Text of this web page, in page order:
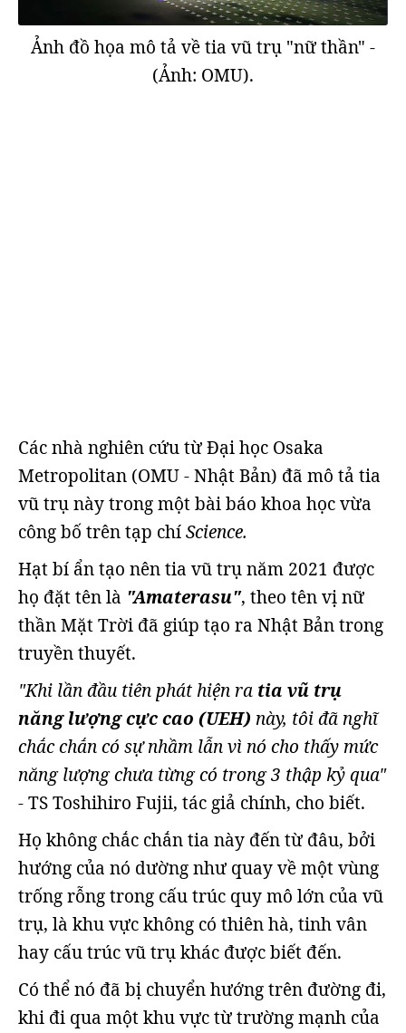
Ảnh đồ họa mô tả về tia vũ trụ "nữ thần" -
(Ảnh: OMU).
Các nhà nghiên cứu từ Đại học Osaka
Metropolitan (OMU - Nhật Bản) đã mô tả tia
vũ trụ này trong một bài báo khoa học vừa
công bố trên tạp chíScience.
Hạt bí ẩn tạo nên tia vũ trụ năm 2021 được
họ đặt tên là "Amaterasu", theo tên vị nữ
thần Mặt Trời đã giúp tạo ra Nhật Bản trong
truyền thuyết.
"Khi lần đầu tiên phát hiện ra tia vũ trụ
năng lượng cực cao (UEH) này, tôi đã nghĩ
chắc chắn có sự nhầm lẫn vì nó cho thấy mức
năng lượng chưa từng có trong 3 thập kỷ qua"
- TS Toshihiro Fujii, tác giả chính, cho biết.
Họ không chắc chắn tia này đến từ đâu, bởi
hướng của nó dường như quay về một vùng
trống rỗng trong cấu trúc quy mô lớn của vũ
trụ, là khu vực không có thiên hà, tinh vân
hay cấu trúc vũ trụ khác được biết đến.
Có thể nó đã bị chuyển hướng trên đường đi,
khi đi qua một khu vực từ trường mạnh của